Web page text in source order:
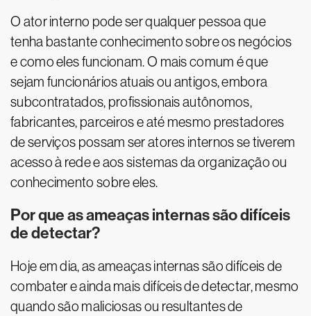
O ator interno pode ser qualquer pessoa que
tenha bastante conhecimento sobre os negócios
e como eles funcionam. O mais comum é que
sejam funcionários atuais ou antigos, embora
subcontratados, profissionais autônomos,
fabricantes, parceiros e até mesmo prestadores
de serviços possam ser atores internos se tiverem
acesso à rede e aos sistemas da organização ou
conhecimento sobre eles.
Por que as ameaças internas são difíceis
de detectar?
Hoje em dia, as ameaças internas são difíceis de
combater e ainda mais difíceis de detectar, mesmo
quando são maliciosas ou resultantes de